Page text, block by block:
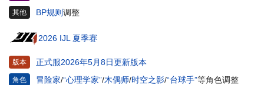
其他 BP规则调整
2026 IJL 夏季赛
版本 正式服2026年5月8日更新版本
角色 冒险家/“心理学家”/木偶师/时空之影/“台球手”等角色调整